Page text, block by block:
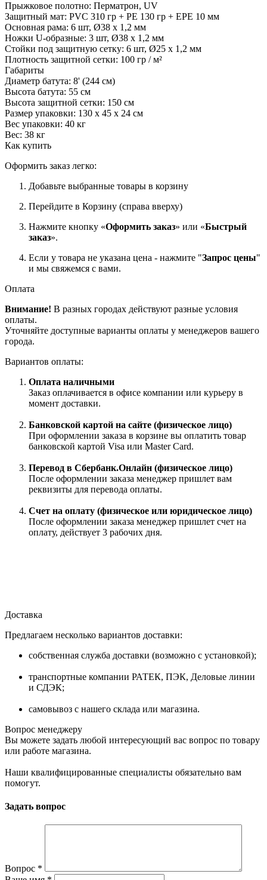
Прыжковое полотно: Перматрон, UV
Защитный мат: PVC 310 гр + PE 130 гр + EPE 10 мм
Основная рама: 6 шт, Ø38 х 1,2 мм
Ножки U-образные: 3 шт, Ø38 х 1,2 мм
Стойки под защитную сетку: 6 шт, Ø25 х 1,2 мм
Плотность защитной сетки: 100 гр / м²
Габариты
Диаметр батута: 8' (244 см)
Высота батута: 55 см
Высота защитной сетки: 150 см
Размер упаковки: 130 х 45 х 24 см
Вес упаковки: 40 кг
Вес: 38 кг
Как купить
Оформить заказ легко:
Добавьте выбранные товары в корзину
Перейдите в Корзину (справа вверху)
Нажмите кнопку «Оформить заказ» или «Быстрый
заказ».
Если у товара не указана цена - нажмите "Запрос цены"
и мы свяжемся с вами.
Оплата
Внимание! В разных городах действуют разные условия
оплаты.
Уточняйте доступные варианты оплаты у менеджеров вашего
города.
Вариантов оплаты:
Оплата наличными
Заказ оплачивается в офисе компании или курьеру в
момент доставки.
Банковской картой на сайте (физическое лицо)
При оформлении заказа в корзине вы оплатить товар
банковской картой Visa или Master Card.
Перевод в Сбербанк.Онлайн (физическое лицо)
После оформлении заказа менеджер пришлет вам
реквизиты для перевода оплаты.
Счет на оплату (физическое или юридическое лицо)
После оформлении заказа менеджер пришлет счет на
оплату, действует 3 рабочих дня.
Доставка
Предлагаем несколько вариантов доставки:
собственная служба доставки (возможно с установкой);
транспортные компании РАТЕК, ПЭК, Деловые линии
и СДЭК;
самовывоз с нашего склада или магазина.
Вопрос менеджеру
Вы можете задать любой интересующий вас вопрос по товару
или работе магазина.
Наши квалифицированные специалисты обязательно вам
помогут.
Задать вопрос
Вопрос *